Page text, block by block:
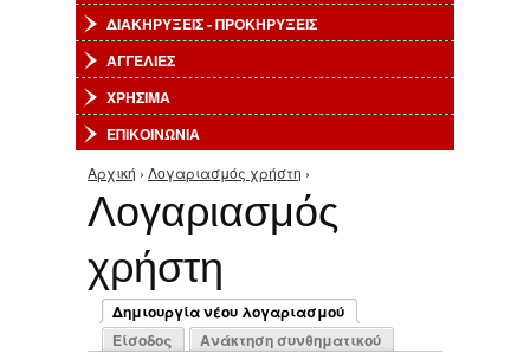
ΔΙΑΚΗΡΥΞΕΙΣ - ΠΡΟΚΗΡΥΞΕΙΣ
ΑΓΓΕΛΙΕΣ
ΧΡΗΣΙΜΑ
ΕΠΙΚΟΙΝΩΝΙΑ
Είστε εδώ
Αρχική › Λογαριασμός χρήστη ›
Λογαριασμός
χρήστη
Πρωτεύουσες καρτέλες
Δημιουργία νέου λογαριασμού
(ενεργή καρτέλα)
Είσοδος Ανάκτηση συνθηματικού